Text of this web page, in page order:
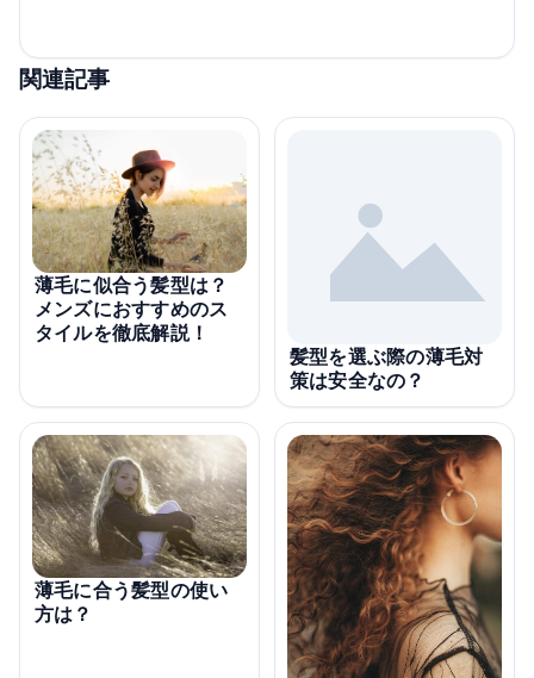
関連記事
薄毛に似合う髪型は？
メンズにおすすめのス
タイルを徹底解説！
髪型を選ぶ際の薄毛対
策は安全なの？
薄毛に合う髪型の使い
方は？